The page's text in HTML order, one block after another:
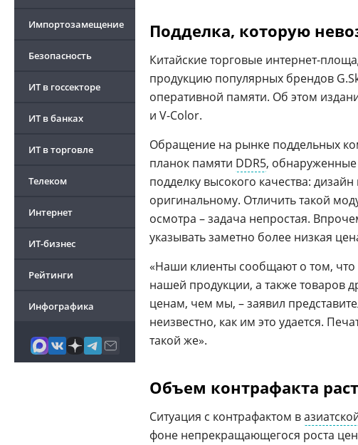
Импортозамещение
Безопасность
ИТ в госсекторе
ИТ в банках
ИТ в торговле
Телеком
Интернет
ИТ-бизнес
Рейтинги
Инфографика
Подделка, которую
Китайские торговые интернет-
продукцию популярных брендов
оперативной памяти. Об этом
и V-Color.
Обращение на рынке поддельных
планок памяти DDR5,
подделку высокого качества:
оригинальному. Отличить такой
осмотра – задача непростая.
указывать заметно более низкая
«Наши клиенты сообщают о том, что
нашей продукции, а также товаров
ценам, чем мы, – заявил
неизвестно, как им это удается.
такой же».
Объем контрафакта
Ситуация с контрафактом в
фоне непрекращающегося роста